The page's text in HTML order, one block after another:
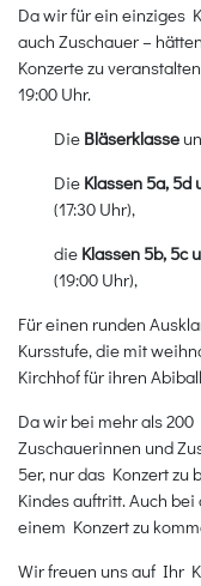
Da wir für ein einziges
auch Zuschauer –
Konzerte zu
19:00 Uhr.
Die Bläserklasse
Die Klassen 5a, 5d
(17:30 Uhr),
die Klassen 5b, 5c
(19:00 Uhr),
Für einen runden
Kursstufe, die mit
Kirchhof für ihren
Da wir bei mehr als
Zuschauerinnen und
5er, nur das Konzert
Kindes auftritt. Auch
einem Konzert zu
Wir freuen uns auf Ihr